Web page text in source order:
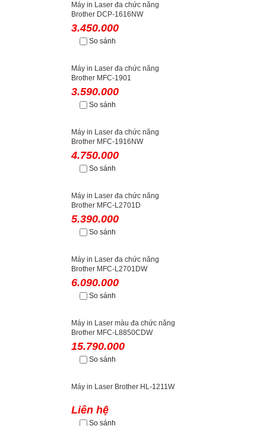
Máy in Laser đa chức năng
Brother DCP-1616NW
3.450.000
So sánh
Máy in Laser đa chức năng
Brother MFC-1901
3.590.000
So sánh
Máy in Laser đa chức năng
Brother MFC-1916NW
4.750.000
So sánh
Máy in Laser đa chức năng
Brother MFC-L2701D
5.390.000
So sánh
Máy in Laser đa chức năng
Brother MFC-L2701DW
6.090.000
So sánh
Máy in Laser màu đa chức năng
Brother MFC-L8850CDW
15.790.000
So sánh
Máy in Laser Brother HL-1211W
Liên hệ
So sánh